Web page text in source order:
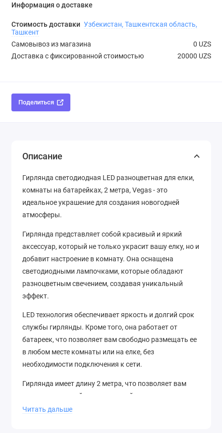
Информация о доставке
Стоимость доставки Узбекистан, Ташкентская область,
Ташкент
Самовывоз из магазина
0 UZS
Доставка с фиксированной стоимостью
20000 UZS
Поделиться
Описание
Гирлянда светодиодная LED разноцветная для елки,
комнаты на батарейках, 2 метра, Vegas - это
идеальное украшение для создания новогодней
атмосферы.
Гирлянда представляет собой красивый и яркий
аксессуар, который не только украсит вашу елку, но и
добавит настроение в комнату. Она оснащена
светодиодными лампочками, которые обладают
разноцветным свечением, создавая уникальный
эффект.
LED технология обеспечивает яркость и долгий срок
службы гирлянды. Кроме того, она работает от
батареек, что позволяет вам свободно размещать ее
в любом месте комнаты или на елке, без
необходимости подключения к сети.
Гирлянда имеет длину 2 метра, что позволяет вам
создать красивый и насыщенный декор.
Vegas - это надежный и стильный выбор для вашего
Читать дальше